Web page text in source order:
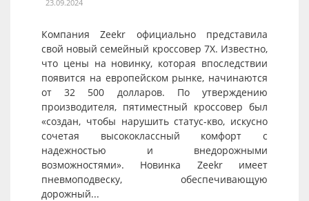
23.09.2024
Компания Zeekr официально представила
свой новый семейный кроссовер 7X. Известно,
что цены на новинку, которая впоследствии
появится на европейском рынке, начинаются
от 32 500 долларов. По утверждению
производителя, пятиместный кроссовер был
«создан, чтобы нарушить статус-кво, искусно
сочетая высококлассный комфорт с
надежностью и внедорожными
возможностями». Новинка Zeekr имеет
пневмоподвеску, обеспечивающую
дорожный...